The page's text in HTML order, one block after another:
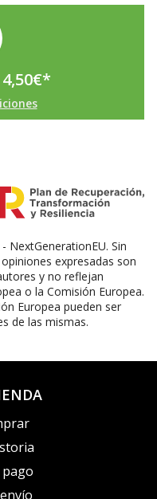
4,50€*
NextGenerationEU. Sin
expresadas son
y no reflejan
o la Comisión Europea.
Europea pueden ser
de las mismas.
pago